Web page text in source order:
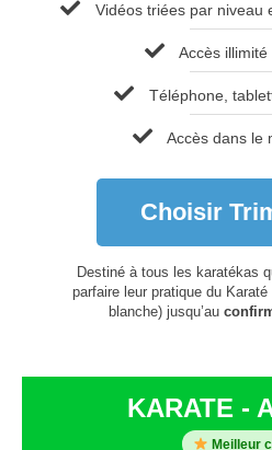
Vidéos triées par niveau
Accès
Téléphone,
Accès dans le
Choisir
Destiné à tous les karatékas
parfaire leur pratique du Karaté
blanche) jusqu’au
KARATE -
Meilleur